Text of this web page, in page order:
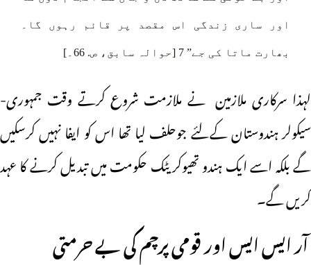
اور ساری زندگی اس مقصد پر قائم رہوں گا۔
بھارت ماتا کی جے” 7 [حوالہ سابق، ص. 66۔]
لہذا سرکاری ملازمین نے ملازمت شروع کرتے وقت جمہوری-
سیکولر ہندوستان کےلئے جوحلف لیا تھا اس کو ایفا نہیں کرسکیں
گے بلکہ اسے ایک ہندو تھیوکریٹک حکومت میں تبدیل کرنے کا عہد
کریں گے۔
آر ایس ایس اور قومی پرچم کی بے حرمتی